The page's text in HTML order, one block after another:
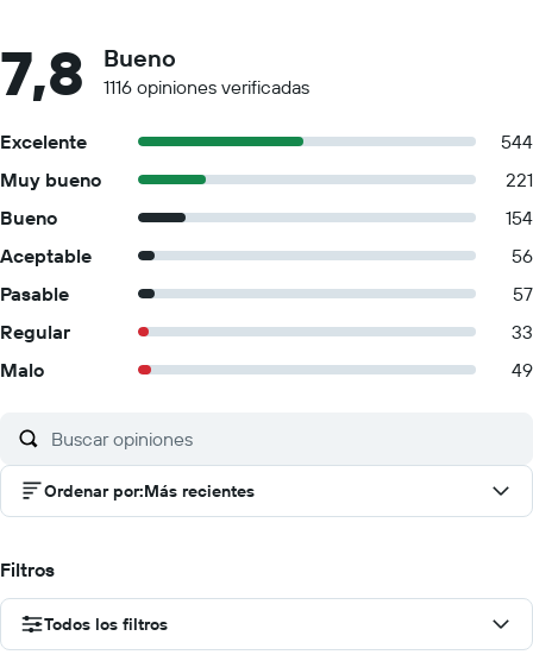
7,8 Bueno
1116 opiniones verificadas
Excelente
544
Muy bueno
221
Bueno
154
Aceptable
56
Pasable
57
Regular
33
Malo
49
Ordenar por:Más recientes
Filtros
Todos los filtros